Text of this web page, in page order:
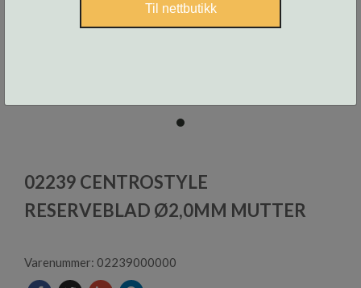
item
of
1
02239 CENTROSTYLE
RESERVEBLAD Ø2,0MM MUTTER
Varenummer: 02239000000
Til nettbutikk